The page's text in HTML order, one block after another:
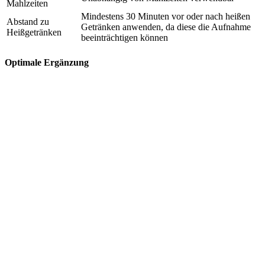
Mahlzeiten
Abstand zu
Heißgetränken
Mindestens 30 Minuten vor oder nach heißen
Getränken anwenden, da diese die Aufnahme
beeinträchtigen können
Optimale Ergänzung